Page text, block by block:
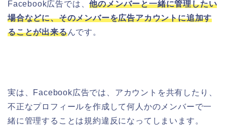
Facebook広告では、他のメンバーと一緒に管理したい
場合などに、そのメンバーを広告アカウントに追加す
ることが出来るんです。
実は、Facebook広告では、アカウントを共有したり、
不正なプロフィールを作成して何人かのメンバーで一
緒に管理することは規約違反になってしまいます。